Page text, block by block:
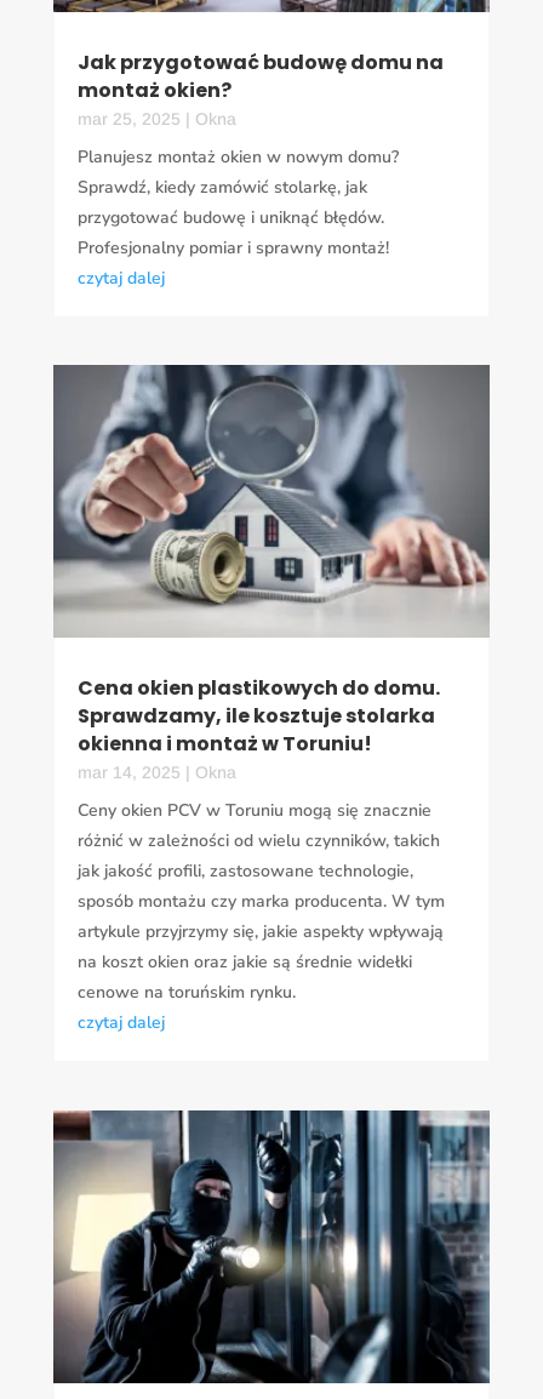
Jak przygotować budowę domu na
montaż okien?
mar 25, 2025 | Okna
Planujesz montaż okien w nowym domu?
Sprawdź, kiedy zamówić stolarkę, jak
przygotować budowę i uniknąć błędów.
Profesjonalny pomiar i sprawny montaż!
czytaj dalej
Cena okien plastikowych do domu.
Sprawdzamy, ile kosztuje stolarka
okienna i montaż w Toruniu!
mar 14, 2025 | Okna
Ceny okien PCV w Toruniu mogą się znacznie
różnić w zależności od wielu czynników, takich
jak jakość profili, zastosowane technologie,
sposób montażu czy marka producenta. W tym
artykule przyjrzymy się, jakie aspekty wpływają
na koszt okien oraz jakie są średnie widełki
cenowe na toruńskim rynku.
czytaj dalej